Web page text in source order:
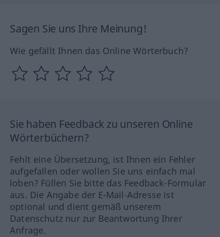
Sagen Sie uns Ihre Meinung!
Wie gefällt Ihnen das Online Wörterbuch?
Sie haben Feedback zu unseren Online
Wörterbüchern?
Fehlt eine Übersetzung, ist Ihnen ein Fehler
aufgefallen oder wollen Sie uns einfach mal
loben? Füllen Sie bitte das Feedback-Formular
aus. Die Angabe der E-Mail-Adresse ist
optional und dient gemäß unserem
Datenschutz nur zur Beantwortung Ihrer
Anfrage.